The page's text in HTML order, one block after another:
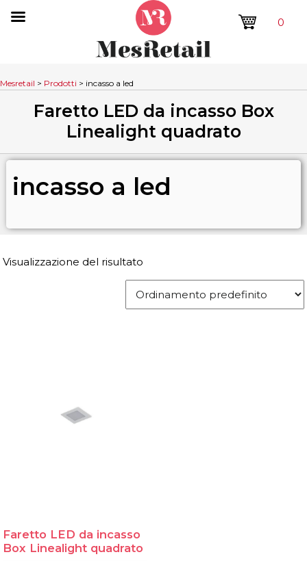
0
Mesretail > Prodotti > incasso a led
Faretto LED da incasso Box
Linealight quadrato
incasso a led
Visualizzazione del risultato
Faretto LED da incasso
Box Linealight quadrato